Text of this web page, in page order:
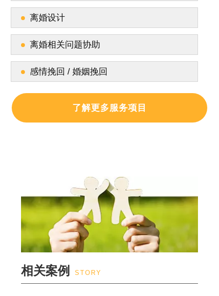
离婚设计
离婚相关问题协助
感情挽回 / 婚姻挽回
了解更多服务项目
相关案例 STORY